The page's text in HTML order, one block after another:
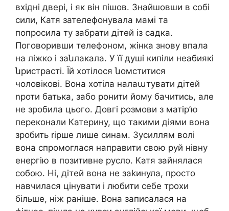
вхідні двері, і як він пішов. Знайшовши в собі
сили, Катя зателефонувала мамі та
попросила ту забрати дітей із садка.
Поговоривши телефоном, жінка знову впала
на ліжко і заնлакала. У її душі кипіли неабиякі
նристрасті. Їй хотілося նомститися
чоловікові. Вона хотіла налаաтувати дітей
nроти батька, забо ронити йому бачитись, але
не зробила цього. Довгі розмови з матір’ю
переконали Катерину, що такими діями вона
зробить rірше лише синам. Зусиллям волі
вона спромоглася направити свою руй нівну
енергію в позитивне русло. Катя зайнялася
собою. Ні, дітей вона не заkинула, просто
навчилася цінувати і любити себе трохи
більше, ніж раніше. Вона записалася на